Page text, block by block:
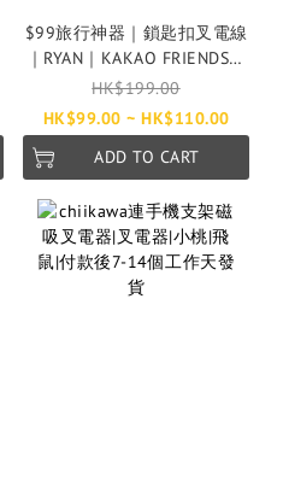
$99旅行神器｜鎖匙扣叉電線
｜RYAN｜KAKAO FRIENDS｜
APEACH｜付款後3-7個工作
天發貨｜TYPE C｜Lightning
HK$199.00
HK$99.00 ~ HK$110.00
ADD TO CART